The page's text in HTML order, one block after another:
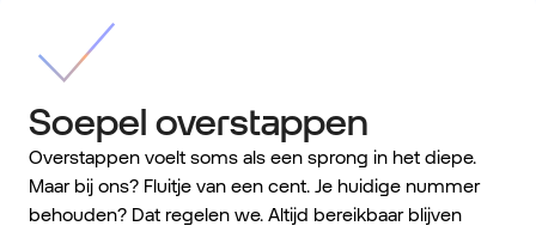
Soepel overstappen
Overstappen voelt soms als een sprong in het diepe.
Maar bij ons? Fluitje van een cent. Je huidige nummer
behouden? Dat regelen we. Altijd bereikbaar blijven